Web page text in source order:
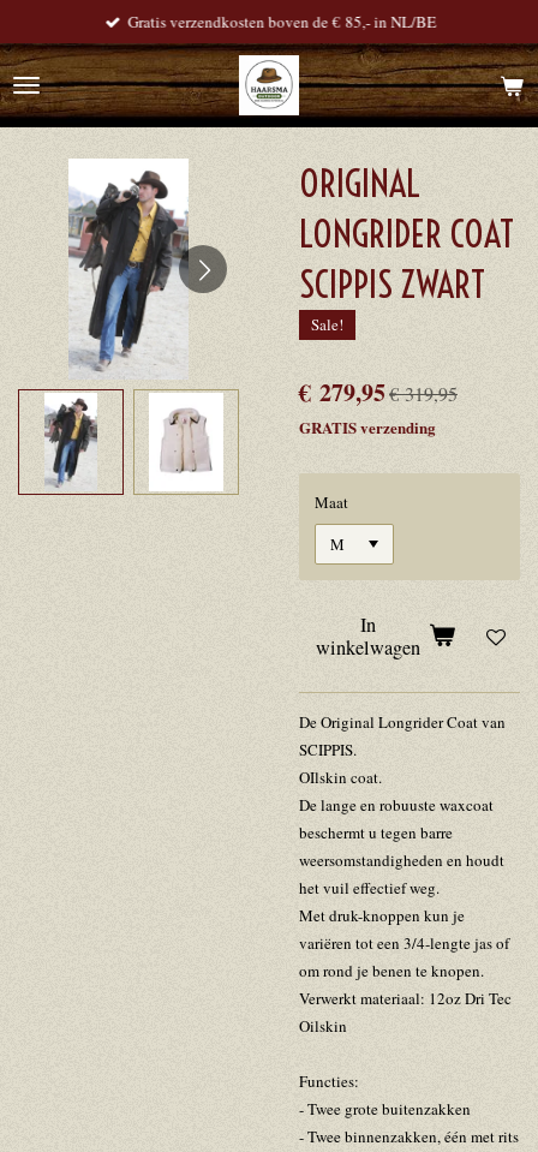
direct
naar
de
Gratis verzendkosten boven de € 85,- in NL/BE
ORIGINAL
LONGRIDER COAT
SCIPPIS ZWART
Sale!
€ 279,95€ 319,95
GRATIS verzending
Maat
In
winkelwagen
De Original Longrider Coat van
SCIPPIS.
OIlskin coat.
De lange en robuuste waxcoat
beschermt u tegen barre
weersomstandigheden en houdt
het vuil effectief weg.
Met druk-knoppen kun je
variëren tot een 3/4-lengte jas of
om rond je benen te knopen.
Verwerkt materiaal: 12oz Dri Tec
Oilskin
Functies:
- Twee grote buitenzakken
- Twee binnenzakken, één met rits